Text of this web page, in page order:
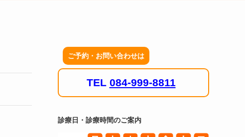
ご予約・お問い合わせは
TEL 084-999-8811
診療日・診療時間のご案内